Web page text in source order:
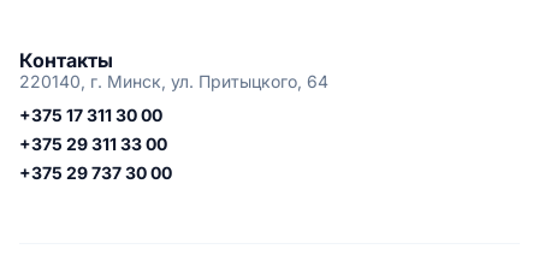
Контакты
220140, г. Минск, ул. Притыцкого, 64
+375 17 311 30 00
+375 29 311 33 00
+375 29 737 30 00